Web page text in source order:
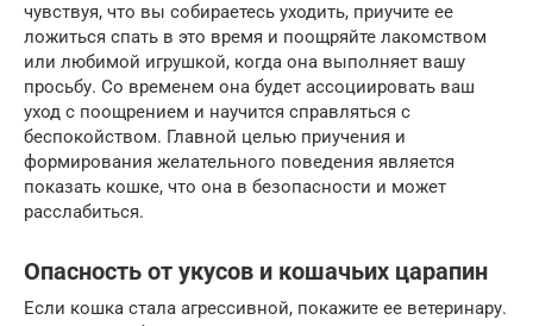
чувствуя, что вы собираетесь уходить, приучите ее
ложиться спать в это время и поощряйте лакомством
или любимой игрушкой, когда она выполняет вашу
просьбу. Со временем она будет ассоциировать ваш
уход с поощрением и научится справляться с
беспокойством. Главной целью приучения и
формирования желательного поведения является
показать кошке, что она в безопасности и может
расслабиться.
Опасность от укусов и кошачьих царапин
Если кошка стала агрессивной, покажите ее ветеринару.